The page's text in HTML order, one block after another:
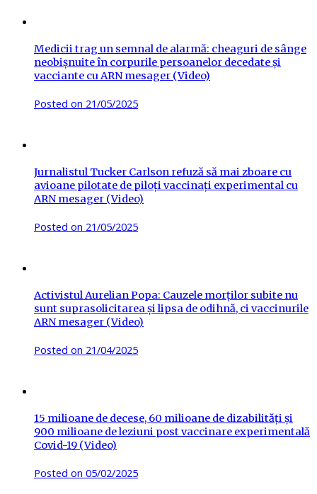
Medicii trag un semnal de alarmă: cheaguri de sânge
neobișnuite în corpurile persoanelor decedate și
vacciante cu ARN mesager (Video)
Posted on 21/05/2025
Jurnalistul Tucker Carlson refuză să mai zboare cu
avioane pilotate de piloți vaccinați experimental cu
ARN mesager (Video)
Posted on 21/05/2025
Activistul Aurelian Popa: Cauzele morților subite nu
sunt suprasolicitarea și lipsa de odihnă, ci vaccinurile
ARN mesager (Video)
Posted on 21/04/2025
15 milioane de decese, 60 milioane de dizabilități și
900 milioane de leziuni post vaccinare experimentală
Covid-19 (Video)
Posted on 05/02/2025